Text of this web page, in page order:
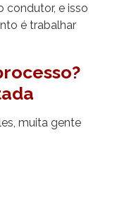
condutor, e isso
é trabalhar
muita gente